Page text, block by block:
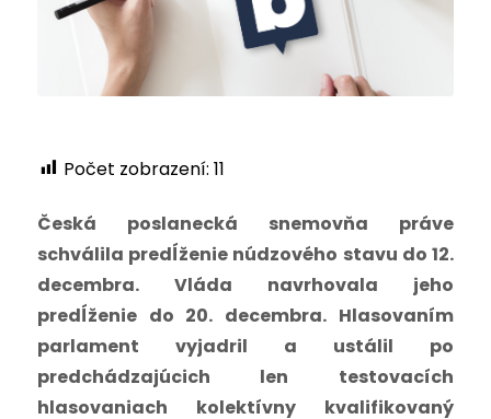
Počet zobrazení: 11
Česká poslanecká snemovňa práve
schválila predĺženie núdzového stavu do 12.
decembra. Vláda navrhovala jeho
predĺženie do 20. decembra. Hlasovaním
parlament vyjadril a ustálil po
predchádzajúcich len testovacích
hlasovaniach kolektívny kvalifikovaný